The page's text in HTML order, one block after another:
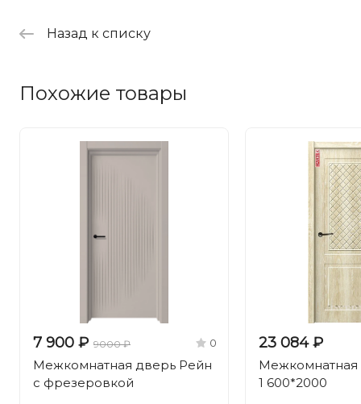
Назад к списку
Похожие товары
7 900 ₽ 9000 ₽ 0
Межкомнатная дверь Рейн
с фрезеровкой
23 084 ₽
Межкомнатная
1 600*2000